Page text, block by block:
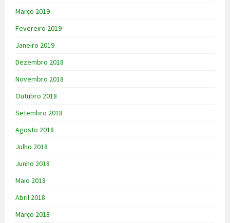
Março 2019
Fevereiro 2019
Janeiro 2019
Dezembro 2018
Novembro 2018
Outubro 2018
Setembro 2018
Agosto 2018
Julho 2018
Junho 2018
Maio 2018
Abril 2018
Março 2018